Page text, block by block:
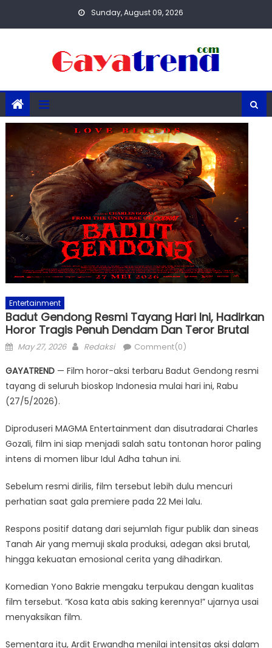
Sunday, August 09, 2026
Entertainment
Badut Gendong Resmi Tayang Hari Ini, Hadirkan
Horor Tragis Penuh Dendam Dan Teror Brutal
Posted
May 27, 2026 Author
Redaksi Comment(0)
GAYATREND— Film horor-aksi terbaru Badut Gendong resmi
tayang di seluruh bioskop Indonesia mulai hari ini, Rabu
(27/5/2026).
Diproduseri MAGMA Entertainment dan disutradarai Charles
Gozali, film ini siap menjadi salah satu tontonan horor paling
intens di momen libur Idul Adha tahun ini.
Sebelum resmi dirilis, film tersebut lebih dulu mencuri
perhatian saat gala premiere pada 22 Mei lalu.
Respons positif datang dari sejumlah figur publik dan sineas
Tanah Air yang memuji skala produksi, adegan aksi brutal,
hingga kekuatan emosional cerita yang dihadirkan.
Komedian Yono Bakrie mengaku terpukau dengan kualitas
film tersebut. “Kosa kata abis saking kerennya!” ujarnya usai
menyaksikan film.
Sementara itu, Ardit Erwandha menilai intensitas aksi dalam